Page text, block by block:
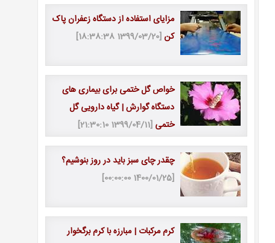
مزایای استفاده از دستگاه زعفران پاک
کن[1399/03/20 18:38:38]
خواص گل ختمی برای بیماری های
دستگاه گوارش | گیاه دارویی گل
ختمی [1399/04/11 21:30:10]
چقدر چای سبز باید در روز بنوشیم؟
[1400/01/25 00:00:00]
کرم مرکبات | مبارزه با کرم برگخوار